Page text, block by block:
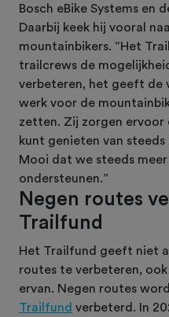
Bosch eBike Systems en
Daarbij keek hij vooral
mountainbikers. “Het
trailcrews de
verbeteren, het geeft de
werk voor de
zetten. Zij zorgen ervoor
kunt genieten van
Mooi dat we steeds
ondersteunen.”
Negen routes
Trailfund
Het Trailfund geeft niet
routes te verbeteren,
ervan. Negen routes
Trailfund verbeterd. In